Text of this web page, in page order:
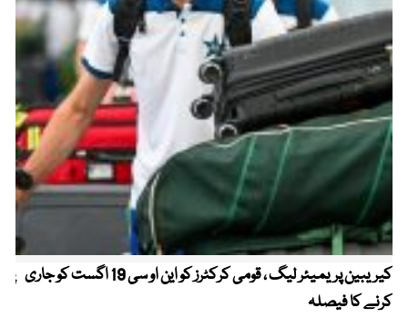
کیریبین پریمیئر لیگ ، قومی کرکٹرز کو این او سی 19 اگست کو جاری
کرنے کا فیصلہ